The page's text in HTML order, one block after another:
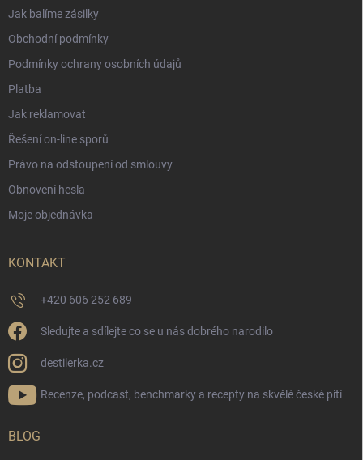
Jak balíme zásilky
Obchodní podmínky
Podmínky ochrany osobních údajů
Platba
Jak reklamovat
Řešení on-line sporů
Právo na odstoupení od smlouvy
Obnovení hesla
Moje objednávka
KONTAKT
+420 606 252 689
Sledujte a sdílejte co se u nás dobrého narodilo
destilerka.cz
Recenze, podcast, benchmarky a recepty na skvělé české pití
BLOG